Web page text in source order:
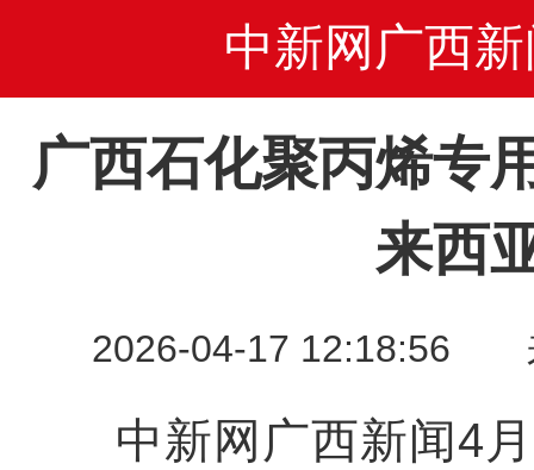
中新网广西新
广西石化聚丙烯专
来西
2026-04-17 12:18:56
中新网广西新闻4